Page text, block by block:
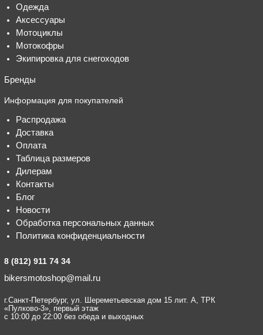
Одежда
Аксессуары
Мотоциклы
Мотокофры
Экипировка для снегоходов
Бренды
Информация для покупателей
Распродажа
Доставка
Оплата
Таблица размеров
Дилерам
Контакты
Блог
Новости
Обработка персональных данных
Политика конфиденциальности
8 (812) 911 74 34
bikersmotoshop@mail.ru
г.Санкт-Петербург, ул. Шереметьевская дом 15 лит. А, ТРК
«Пулково-3», первый этаж
с 10:00 до 22:00 без обеда и выходных